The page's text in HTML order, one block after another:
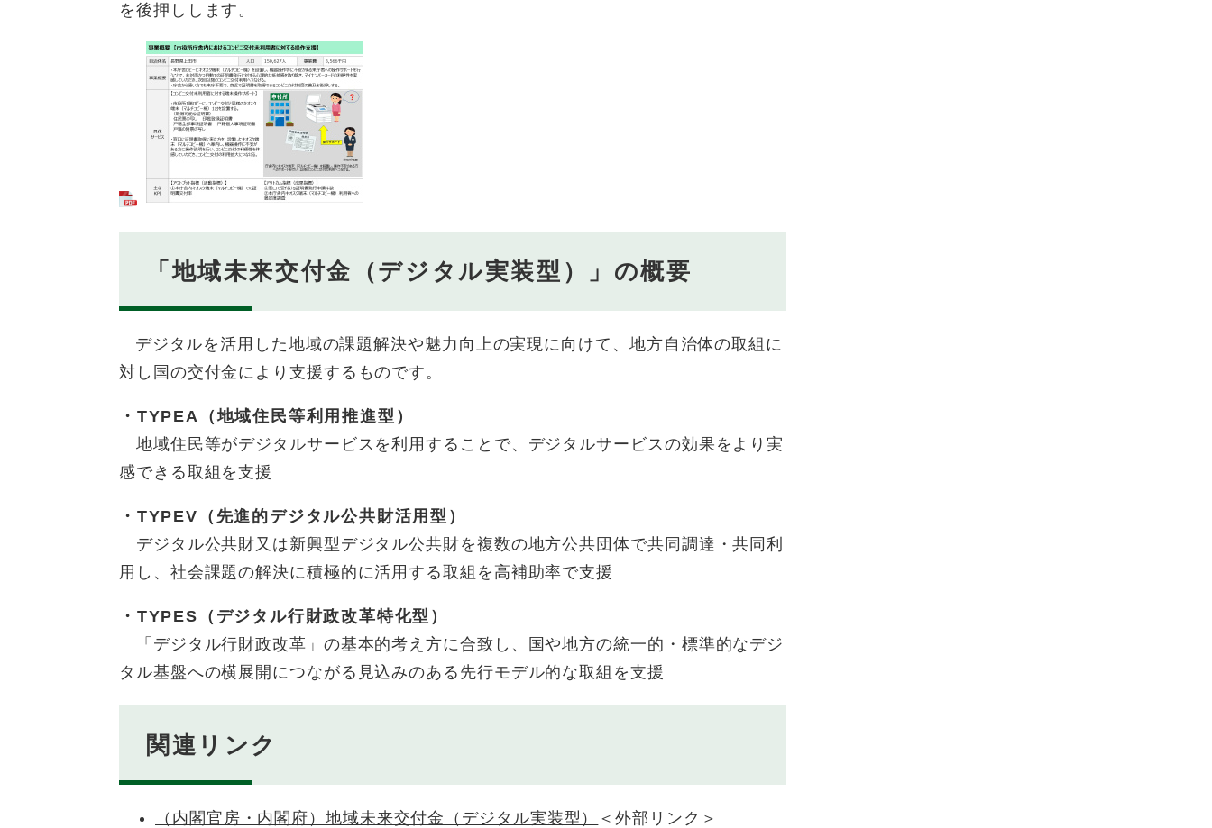
を後押しします。
「地域未来交付金（デジタル実装型）」の概要
デジタルを活用した地域の課題解決や魅力向上の実現に向けて、地方自治体の取組に
対し国の交付金により支援するものです。
・TYPEA（地域住民等利用推進型）
地域住民等がデジタルサービスを利用することで、デジタルサービスの効果をより実
感できる取組を支援
・TYPEV（先進的デジタル公共財活用型）
デジタル公共財又は新興型デジタル公共財を複数の地方公共団体で共同調達・共同利
用し、社会課題の解決に積極的に活用する取組を高補助率で支援
・TYPES（デジタル行財政改革特化型​）
「デジタル行財政改革」の基本的考え方に合致し、国や地方の統一的・標準的なデジ
タル基盤への横展開につながる見込みのある先行モデル的な取組を支援
関連リンク
（内閣官房・内閣府）地域未来交付金（デジタル実装型） ＜外部リンク＞